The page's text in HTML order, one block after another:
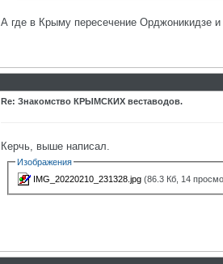
А где в Крыму пересечение Орджоникидзе
Re: Знакомство КРЫМСКИХ веставодов.
Керчь, выше написал.
Изображения
IMG_20220210_231328.jpg (86.3 Кб, 14